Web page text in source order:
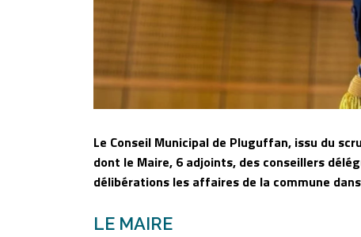
Le Conseil Municipal de Pluguffan, issu du
dont le Maire, 6 adjoints, des conseillers
délibérations les affaires de la commune
LE MAIRE